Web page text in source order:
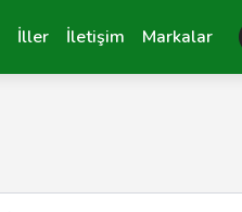
İller İletişim Markalar